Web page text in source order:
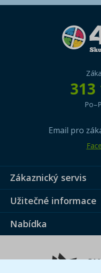
313
Email pro
Zákaznický servis
Užitečné informace
Nabídka